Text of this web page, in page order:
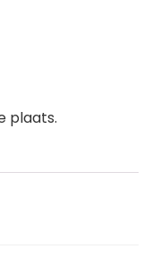
plaats.